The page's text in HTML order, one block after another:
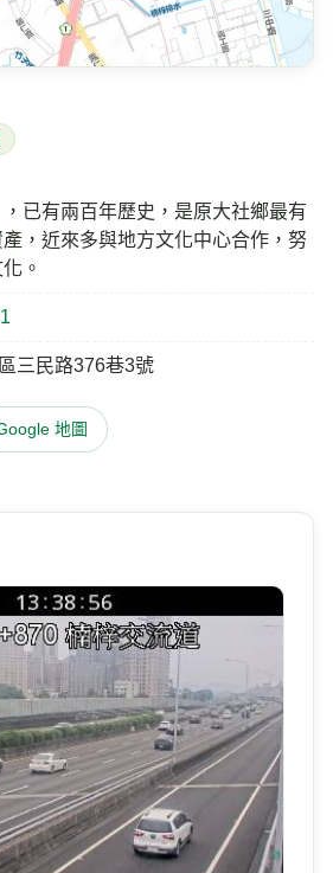
已有兩百年歷史，是原大社鄉最有
，近來多與地方文化中心合作，努
。
三民路376巷3號
地圖